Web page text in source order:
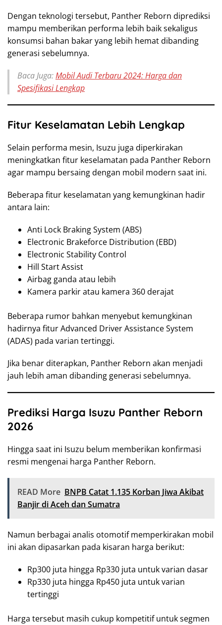
Dengan teknologi tersebut, Panther Reborn diprediksi
mampu memberikan performa lebih baik sekaligus
konsumsi bahan bakar yang lebih hemat dibanding
generasi sebelumnya.
Baca Juga:Mobil Audi Terbaru 2024: Harga dan
Spesifikasi Lengkap
Fitur Keselamatan Lebih Lengkap
Selain performa mesin, Isuzu juga diperkirakan
meningkatkan fitur keselamatan pada Panther Reborn
agar mampu bersaing dengan mobil modern saat ini.
Beberapa fitur keselamatan yang kemungkinan hadir
antara lain:
Anti Lock Braking System (ABS)
Electronic Brakeforce Distribution (EBD)
Electronic Stability Control
Hill Start Assist
Airbag ganda atau lebih
Kamera parkir atau kamera 360 derajat
Beberapa rumor bahkan menyebut kemungkinan
hadirnya fitur Advanced Driver Assistance System
(ADAS) pada varian tertinggi.
Jika benar diterapkan, Panther Reborn akan menjadi
jauh lebih aman dibanding generasi sebelumnya.
Prediksi Harga Isuzu Panther Reborn
2026
Hingga saat ini Isuzu belum memberikan konfirmasi
resmi mengenai harga Panther Reborn.
READ More BNPB Catat 1.135 Korban Jiwa Akibat
Banjir di Aceh dan Sumatra
Namun berbagai analis otomotif memperkirakan mobil
ini akan dipasarkan pada kisaran harga berikut:
Rp300 juta hingga Rp330 juta untuk varian dasar
Rp330 juta hingga Rp450 juta untuk varian
tertinggi
Harga tersebut masih cukup kompetitif untuk segmen